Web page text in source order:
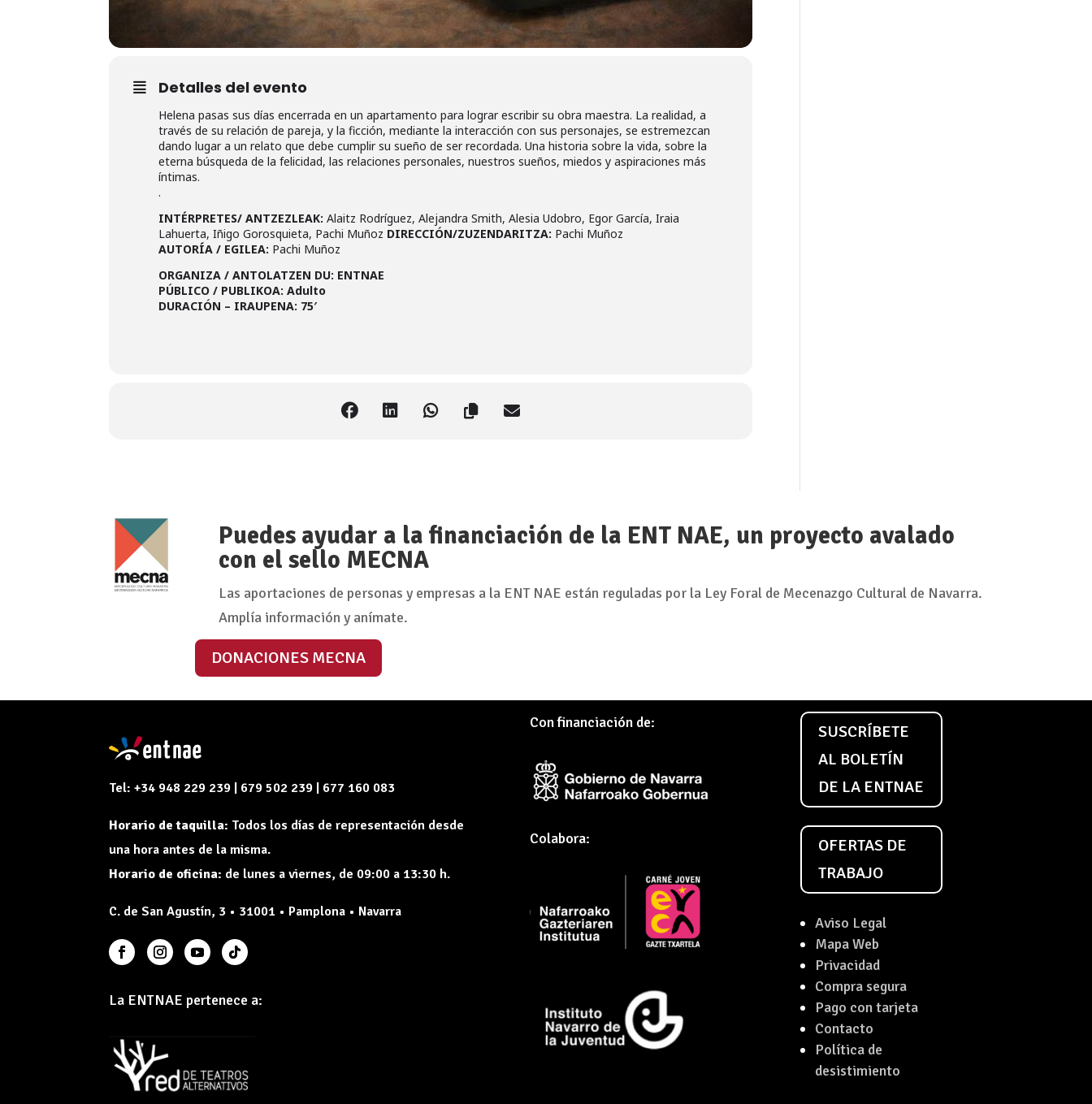
Detalles del evento
Helena pasas sus días encerrada en un apartamento para lograr escribir su obra maestra. La realidad, a
través de su relación de pareja, y la ficción, mediante la interacción con sus personajes, se estremezcan
dando lugar a un relato que debe cumplir su sueño de ser recordada. Una historia sobre la vida, sobre la
eterna búsqueda de la felicidad, las relaciones personales, nuestros sueños, miedos y aspiraciones más
íntimas.
.
INTÉRPRETES/ ANTZEZLEAK: Alaitz Rodríguez, Alejandra Smith, Alesia Udobro, Egor García, Iraia
Lahuerta, Iñigo Gorosquieta, Pachi Muñoz DIRECCIÓN/ZUZENDARITZA: Pachi Muñoz
AUTORÍA / EGILEA: Pachi Muñoz
ORGANIZA / ANTOLATZEN DU: ENTNAE
PÚBLICO / PUBLIKOA: Adulto
DURACIÓN – IRAUPENA: 75′
Puedes ayudar a la financiación de la ENT NAE, un proyecto avalado
con el sello MECNA
Las aportaciones de personas y empresas a la ENT NAE están reguladas por la Ley Foral de Mecenazgo Cultural de Navarra.
Amplía información y anímate.
DONACIONES MECNA
Tel: +34 948 229 239 | 679 502 239 | 677 160 083
Horario de taquilla: Todos los días de representación desde
una hora antes de la misma.
Horario de oficina: de lunes a viernes, de 09:00 a 13:30 h.
C. de San Agustín, 3 • 31001 • Pamplona • Navarra
La ENTNAE pertenece a:
Con financiación de:
Colabora:
SUSCRÍBETE
AL BOLETÍN
DE LA ENTNAE
OFERTAS DE
TRABAJO
Aviso Legal
Mapa Web
Privacidad
Compra segura
Pago con tarjeta
Contacto
Política de
desistimiento